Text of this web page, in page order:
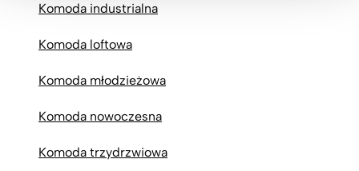
Komoda industrialna
Komoda loftowa
Komoda młodzieżowa
Komoda nowoczesna
Komoda trzydrzwiowa